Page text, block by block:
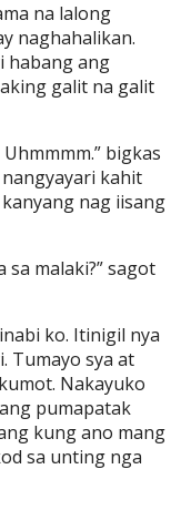
na lalong
naghahalikan.
habang ang
galit na galit
bigkas
kahit
nag iisang
sa malaki?” sagot
ko. Itinigil nya
Tumayo sya at
Nakayuko
pumapatak
kung ano mang
sa unting nga